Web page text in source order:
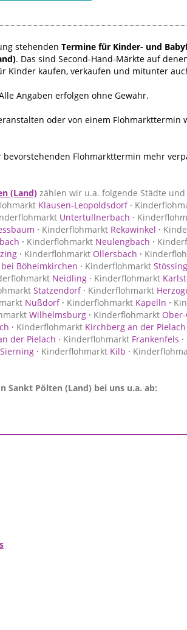
stehenden Termine für Kinder- und
. Das sind Second-Hand-Märkte auf
Kinder kaufen, verkaufen und mitunter
Angaben erfolgen ohne Gewähr.
oder von einem Flohmarkttermin
Flohmarkttermin mehr
(Land) zählen wir u.a. folgende Städte
Klausen-Leopoldsdorf·
Untertullnerbach ·
· Kinderflohmarkt Rekawinkel ·
· Kinderflohmarkt Neulengbach ·
· Kinderflohmarkt Ollersbach ·
Böheimkirchen · Kinderflohmarkt Stössing
Neidling · Kinderflohmarkt
Statzendorf· Kinderflohmarkt
Nußdorf· Kinderflohmarkt Kapelln ·
Wilhelmsburg · Kinderflohmarkt
· Kinderflohmarkt Kirchberg an der Pielach
der Pielach · Kinderflohmarkt Frankenfels ·
· Kinderflohmarkt Kilb ·
Sankt Pölten (Land) bei uns u.a. ab: